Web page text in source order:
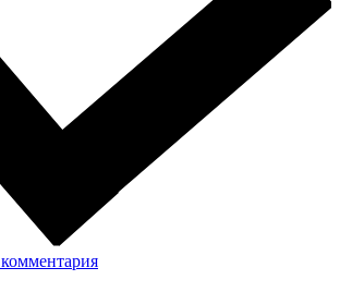
комментария